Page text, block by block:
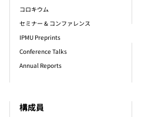
構成員
コロキウム
セミナー & コンファレンス
IPMU Preprints
Conference Talks
Annual Reports